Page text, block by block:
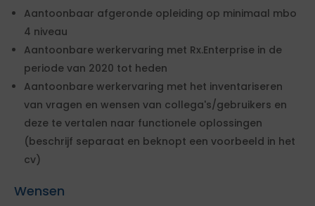
Aantoonbaar afgeronde opleiding op minimaal mbo
4 niveau
Aantoonbare werkervaring met Rx.Enterprise in de
periode van 2020 tot heden
Aantoonbare werkervaring met het inventariseren
van vragen en wensen van collega's/gebruikers en
deze te vertalen naar functionele oplossingen
(beschrijf separaat en beknopt een voorbeeld in het
cv)
Wensen